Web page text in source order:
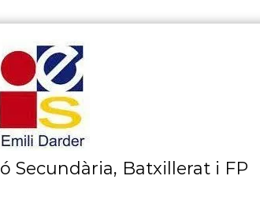
Secundària, Batxillerat i FP